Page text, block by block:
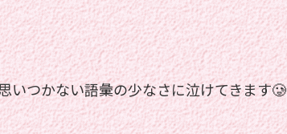
いつかない語彙の少なさに泣けてきます🥲